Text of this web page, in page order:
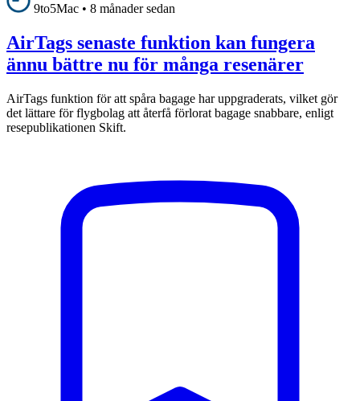
9to5Mac • 8 månader sedan
AirTags senaste funktion kan fungera
ännu bättre nu för många resenärer
AirTags funktion för att spåra bagage har uppgraderats, vilket gör
det lättare för flygbolag att återfå förlorat bagage snabbare, enligt
resepublikationen Skift.